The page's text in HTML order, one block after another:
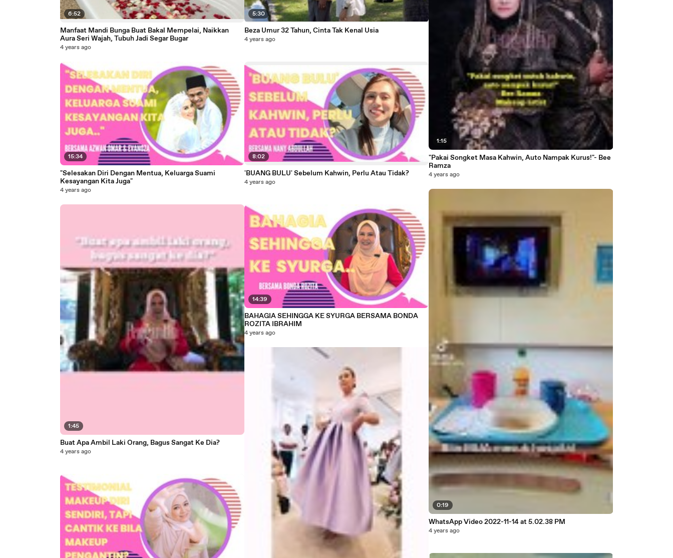
6:52
Manfaat Mandi Bunga Buat Bakal Mempelai, Naikkan
Aura Seri Wajah, Tubuh Jadi Segar Bugar
4 years ago
15:34
"Selesakan Diri Dengan Mentua, Keluarga Suami
Kesayangan Kita Juga"
4 years ago
1:45
Buat Apa Ambil Laki Orang, Bagus Sangat Ke Dia?
4 years ago
5:30
Beza Umur 32 Tahun, Cinta Tak Kenal Usia
4 years ago
8:02
'BUANG BULU' Sebelum Kahwin, Perlu Atau Tidak?
4 years ago
14:39
BAHAGIA SEHINGGA KE SYURGA BERSAMA BONDA
ROZITA IBRAHIM
4 years ago
1:15
"Pakai Songket Masa Kahwin, Auto Nampak Kurus!"- Bee
Ramza
4 years ago
0:19
WhatsApp Video 2022-11-14 at 5.02.38 PM
4 years ago